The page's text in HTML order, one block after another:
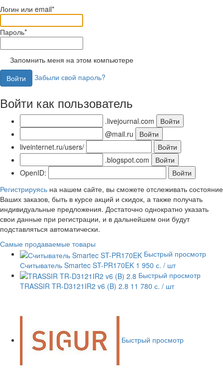
Логин или email*
Пароль*
Запомнить меня на этом компьютере
Забыли свой пароль?
Войти как пользователь
.livejournal.com
@mail.ru
liveinternet.ru/users/
.blogspot.com
OpenID:
Регистрируясь на нашем сайте, вы сможете отслеживать состояние
Ваших заказов, быть в курсе акций и скидок, а также получать
индивидуальные предложения. Достаточно однократно указать
свои данные при регистрации, и в дальнейшем они будут
подставляться автоматически.
Самые продаваемые товары
Быстрый просмотр
Считыватель Smartec ST-PR170EK 1 950 с. / шт
Быстрый просмотр
TRASSIR TR-D3121IR2 v6 (B) 2.8 11 780 с. / шт
Быстрый просмотр